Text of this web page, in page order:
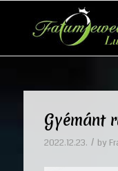
Gyémánt
2022.12.23. / by